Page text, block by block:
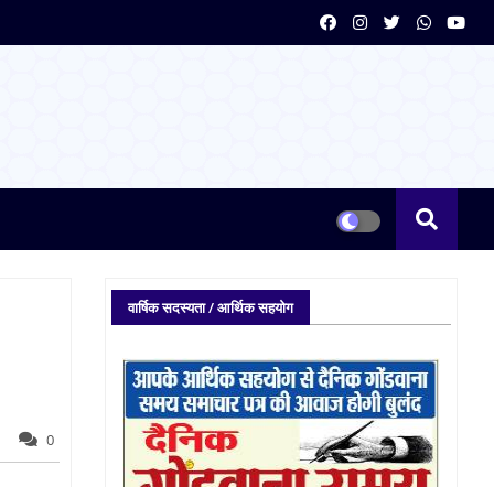
0
वार्षिक सदस्यता / आर्थिक सहयोग